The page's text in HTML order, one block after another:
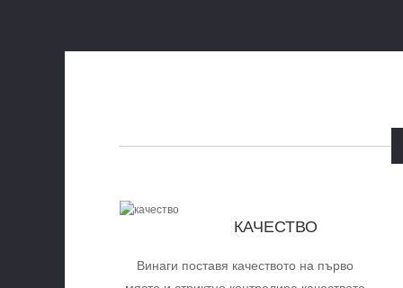
КАЧЕСТВО
Винаги поставя качеството на първо